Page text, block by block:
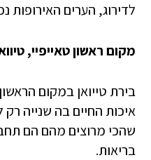
לדירוג, הערים האירופות
מקום ראשון טאייפיי,
בירת טייואן במקום
איכות החיים בה שנייה רק
שהכי מרוצים מהם הם
בריאות.